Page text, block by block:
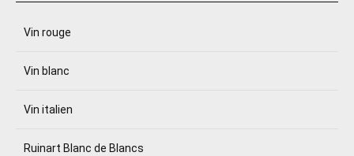
Vin rouge
Vin blanc
Vin italien
Ruinart Blanc de Blancs